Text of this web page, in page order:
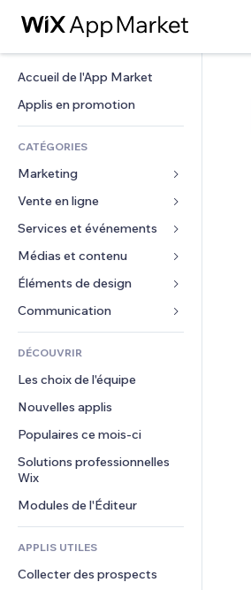
Accueil de l'App Market
Applis en promotion
CATÉGORIES
Marketing
Publicités
Mobile
Données analytiques
Réseaux sociaux
Classement de sites
E-mail
Vente en ligne
Applis pour les boutiques
Expédition et livraison
Boutons Vente
Comptabilité
Coupons et fidélisation
Solutions d'entreposage
Financement participatif
Alimentation et boissons
Services et événements
Hôtels
Événements
Restaurants
Immobilier
Réservations
Médias et contenu
Galerie
Musique
Podcasts
Photographie
Vidéo
PDF
Partage de fichiers
Actualités
Services de contenu
Effets de texte
Éléments de design
Cartes et navigation
Confidentialité
Horloge
Modèles de pages
Effets sur images
Boutons et menus
Bannières et badges
Calculateurs
Rechercher
Formulaires
Sondages
Chat
Commentaires
Téléphone
Communauté
Avis et commentaires
DÉCOUVRIR
Les choix de l'équipe
Nouvelles applis
Populaires ce mois‑ci
Solutions professionnelles
Wix
Modules de l'Éditeur
APPLIS UTILES
Collecter des prospects